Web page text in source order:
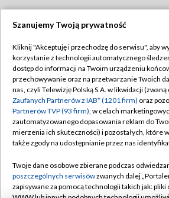
TVP
Abonament TVP
Emisja w TVP
Centrum informacji TVP
Naziemna Telewizja Cyfrowa
Rada Programowa
System NOS
Regulamin TVP
Polityka
Moje zgody
Pomoc
Kontakt
Szanujemy Twoją prywatność
Kliknij "Akceptuję i przechodzę do serwisu", aby
korzystanie z technologii automatycznego
dostęp do informacji na Twoim urządzeniu
przechowywanie oraz na przetwarzanie Twoich
nas, czyli Telewizję Polską S.A. w likwidacji (zwaną
Zaufanych Partnerów z IAB* (1201 firm) oraz
Partnerów TVP (93 firm), w celach
zautomatyzowanego dopasowania reklam do
mierzenia ich skuteczności) i pozostałych, które
także zgody na udostępnianie przez nas
Twoje dane osobowe zbierane podczas
poszczególnych serwisówzwanych dalej
zapisywane za pomocą technologii takich jak: